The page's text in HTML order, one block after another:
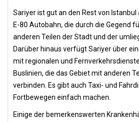
Sariyer ist gut an den Rest von
E-80 Autobahn, die durch die Gegend
anderen Teilen der Stadt und der
Darüber hinaus verfügt Sariyer über
mit regionalen und
Buslinien, die das Gebiet mit anderen
verbinden. Es gibt auch Taxi- und
Fortbewegen einfach machen.
Einige der bemerkenswerten